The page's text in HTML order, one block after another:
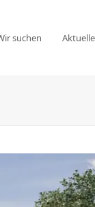
suchen